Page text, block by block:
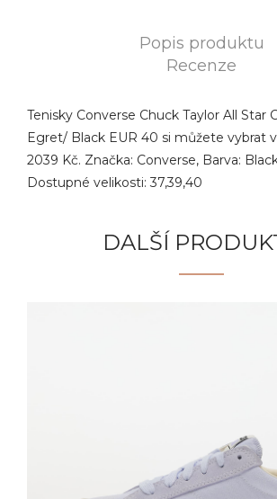
Popis produktu
Recenze
Tenisky Converse Chuck Taylor All Star
Egret/ Black EUR 40 si můžete vybrat
2039 Kč. Značka: Converse, Barva:
Dostupné velikosti: 37,39,40
DALŠÍ